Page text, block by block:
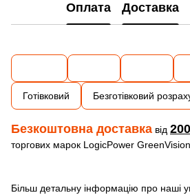
Оплата Доставка
Готівковий Безготівковий
Безкоштовна доставка від
торгових марок LogicPower GreenVision
Більш детальну інформацію про наші